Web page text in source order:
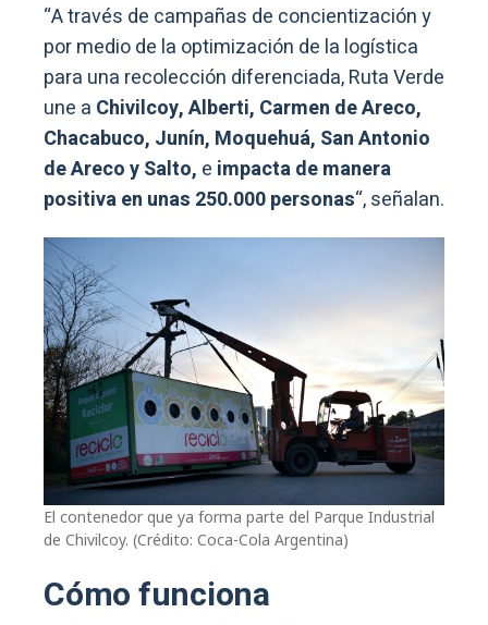
“A través de campañas de concientización y
por medio de la optimización de la logística
para una recolección diferenciada, Ruta Verde
une a Chivilcoy, Alberti, Carmen de Areco,
Chacabuco, Junín, Moquehuá, San Antonio
de Areco y Salto, e impacta de manera
positiva en unas 250.000 personas“, señalan.
El contenedor que ya forma parte del Parque Industrial
de Chivilcoy. (Crédito: Coca-Cola Argentina)
Cómo funciona